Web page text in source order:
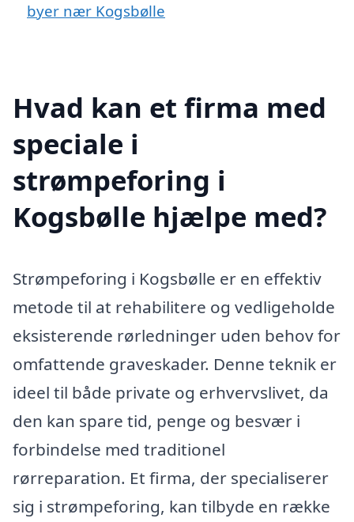
byer nær Kogsbølle
Hvad kan et firma med
speciale i
strømpeforing i
Kogsbølle hjælpe med?
Strømpeforing i Kogsbølle er en effektiv
metode til at rehabilitere og vedligeholde
eksisterende rørledninger uden behov for
omfattende graveskader. Denne teknik er
ideel til både private og erhvervslivet, da
den kan spare tid, penge og besvær i
forbindelse med traditionel
rørreparation. Et firma, der specialiserer
sig i strømpeforing, kan tilbyde en række